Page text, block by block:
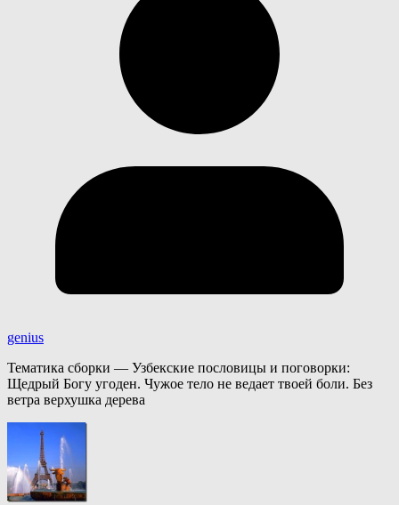
genius
Тематика сборки — Узбекские пословицы и поговорки:
Щедрый Богу угоден. Чужое тело не ведает твоей боли. Без
ветра верхушка дерева